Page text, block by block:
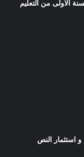
الاولى من التعليم
استثمار النص